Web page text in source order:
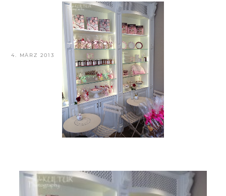
VERÖFFENTLICHT
4. MÄRZ 2013